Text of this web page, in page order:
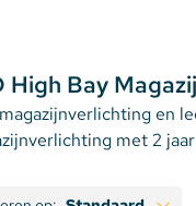
/ Gipsplaten Profiel
High Bay
en
met 2